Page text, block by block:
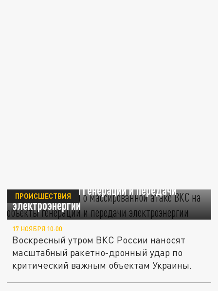
ВКС на объекты генерации и передачи
электроэнергии
ПРОИСШЕСТВИЯ
17 НОЯБРЯ 10:00
Воскресный утром ВКС России наносят
масштабный ракетно-дронный удар по
критический важным объектам Украины.